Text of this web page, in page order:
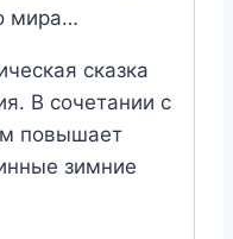
мира…
сказка
В сочетании с
повышает
зимние